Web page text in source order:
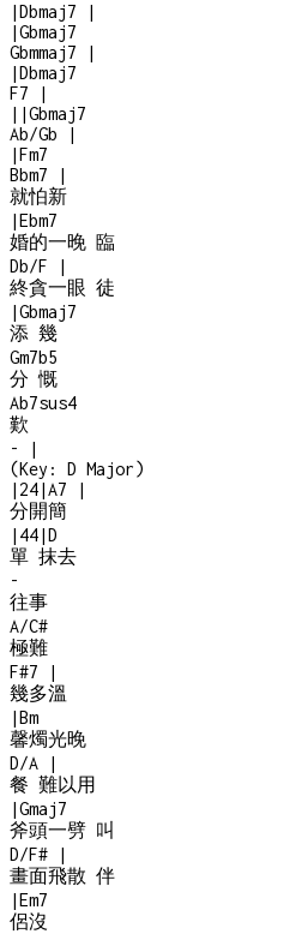
|Dbmaj7
|
|Gbmaj7
Gbmmaj7
|
|Dbmaj7
F7
|
| |Gbmaj7
Ab/Gb
|
|Fm7
Bbm7
|
就怕新
|Ebm7
婚的一晚 臨
Db/F
|
終貪一眼 徒
|Gbmaj7
添 幾
Gm7b5
分 慨
Ab7sus4
歎
-
|
(Key: D Major)
| 24|A7
|
分開簡
| 44|D
單 抹去
-
往事
A/C#
極難
F#7
|
幾多溫
|Bm
馨燭光晚
D/A
|
餐 難以用
|Gmaj7
斧頭一劈 叫
D/F#
|
畫面飛散 伴
|Em7
侶沒